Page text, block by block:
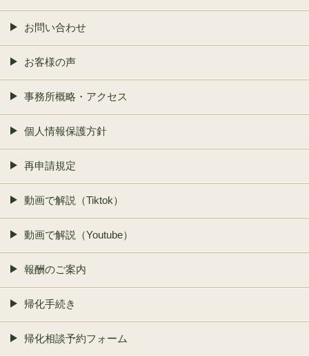
お問い合わせ
お客様の声
事務所概略・アクセス
個人情報保護方針
再申請規定
動画で解説（Tiktok）
動画で解説（Youtube）
報酬のご案内
帰化手続き
帰化相談予約フォーム